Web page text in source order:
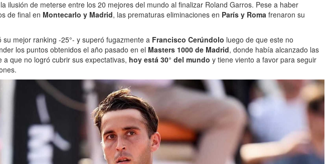
ilusión de meterse entre los 20 mejores del mundo al finalizar Roland Garros. Pese a haber
de final en Montecarlo y Madrid, las prematuras eliminaciones en París y Roma frenaron su
su mejor ranking -25°- y superó fugazmente a Francisco Cerúndolo luego de que este no
los puntos obtenidos el año pasado en el Masters 1000 de Madrid, donde había alcanzado las
a que no logró cubrir sus expectativas, hoy está 30° del mundo y tiene viento a favor para seguir